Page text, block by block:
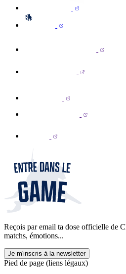
Reçois par email ta dose officielle de
matchs, émotions...
Je m'inscris à la newsletter
Pied de page (liens légaux)